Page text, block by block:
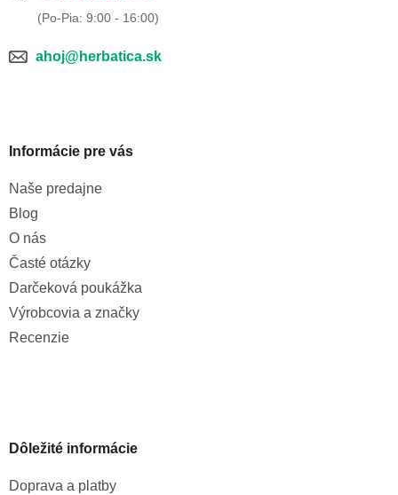
ahoj@herbatica.sk
Informácie pre vás
Naše predajne
Blog
O nás
Časté otázky
Darčeková poukážka
Výrobcovia a značky
Recenzie
Dôležité informácie
Doprava a platby